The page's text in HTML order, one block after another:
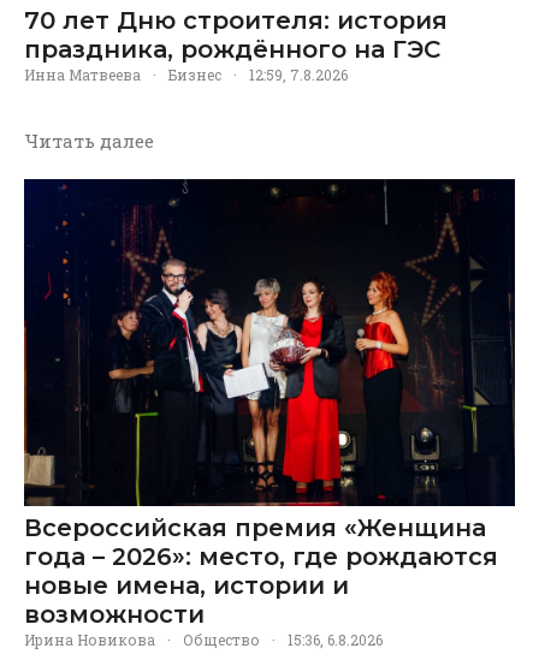
70 лет Дню строителя: история
праздника, рождённого на ГЭС
Инна Матвеева · Бизнес · 12:59, 7.8.2026
Читать далее
Всероссийская премия «Женщина
года – 2026»: место, где рождаются
новые имена, истории и
возможности
Ирина Новикова · Общество · 15:36, 6.8.2026